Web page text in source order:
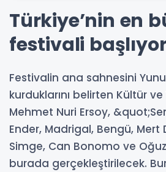
Türkiye’nin en
festivali
Festivalin ana sahnesini
kurduklarını belirten Kültür ve
Mehmet Nuri Ersoy,
Ender, Madrigal, Bengü, Mert
Simge, Can Bonomo ve
burada gerçekleştirilecek.